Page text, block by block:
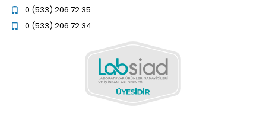
0 (533) 206 72 35
0 (533) 206 72 34